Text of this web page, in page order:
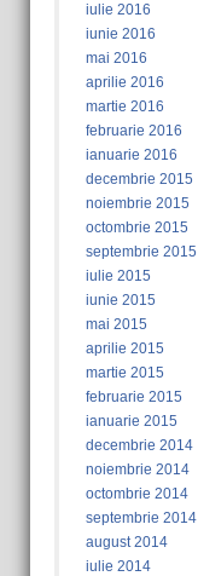
iulie 2016
iunie 2016
mai 2016
aprilie 2016
martie 2016
februarie 2016
ianuarie 2016
decembrie 2015
noiembrie 2015
octombrie 2015
septembrie 2015
iulie 2015
iunie 2015
mai 2015
aprilie 2015
martie 2015
februarie 2015
ianuarie 2015
decembrie 2014
noiembrie 2014
octombrie 2014
septembrie 2014
august 2014
iulie 2014